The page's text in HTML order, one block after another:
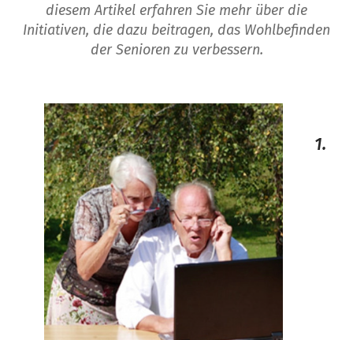
diesem Artikel erfahren Sie mehr über die
Initiativen, die dazu beitragen, das Wohlbefinden
der Senioren zu verbessern.
1.